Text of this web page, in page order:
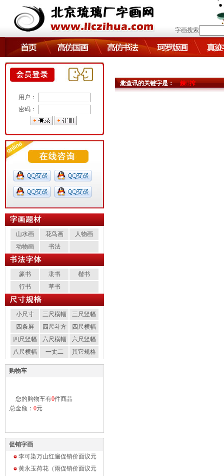
字画搜索
用户：
密码：
山水画 花鸟画
人物画
动物画
书法
篆书 隶书
楷书
行书
草书
小尺寸 三尺横幅
三尺竖幅
四条屏
四尺斗方
四尺横幅
四尺竖幅
六尺横幅
六尺竖幅
八尺横幅
一丈二 其它规格
购物车
您的购物车有0件商品
总金额： 0元
促销字画
李可染万山红遍促销价面议元
黄永玉荷花（雨促销价面议元
您查讯的关键字是：鍊搾